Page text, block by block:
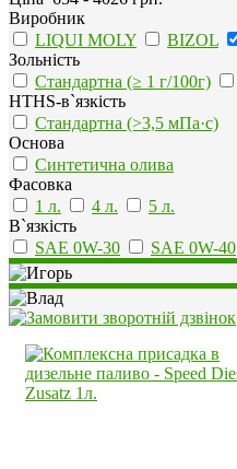
Виробник
LIQUI MOLY
BIZOL
Зольність
Стандартна (≥ 1 г/100г)
HTHS-в`язкість
Стандартна (>3,5 мПа·с)
Основа
Синтетична олива
Фасовка
1 л.
4 л.
5 л.
В`язкість
SAE 0W-30
SAE 0W-40